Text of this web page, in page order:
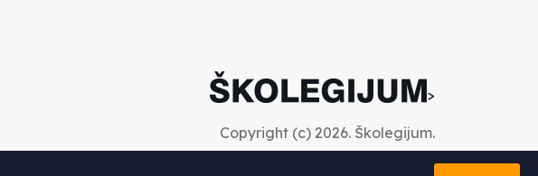
>
Copyright (c) 2026. Školegijum.